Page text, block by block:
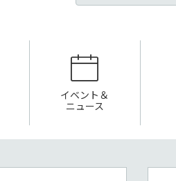
イベント＆
ニュース